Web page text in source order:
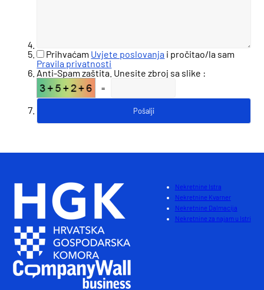
Prihvaćam Uvjete poslovanja i pročitao/la sam
Pravila privatnosti
Anti-Spam zaštita. Unesite zbroj sa slike :
=
Nekretnine Istra
Nekretnine Kvarner
Nekretnine Dalmacija
Nekretnine za najam u Istri